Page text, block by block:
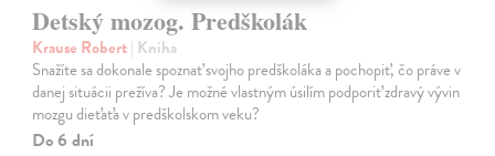
Detský mozog. Predškolák
Krause Robert| Kniha
Snažíte sa dokonale spoznať svojho predškoláka a pochopiť, čo práve v
danej situácii prežíva? Je možné vlastným úsilím podporiť zdravý vývin
mozgu dieťaťa v predškolskom veku?
Do 6 dní